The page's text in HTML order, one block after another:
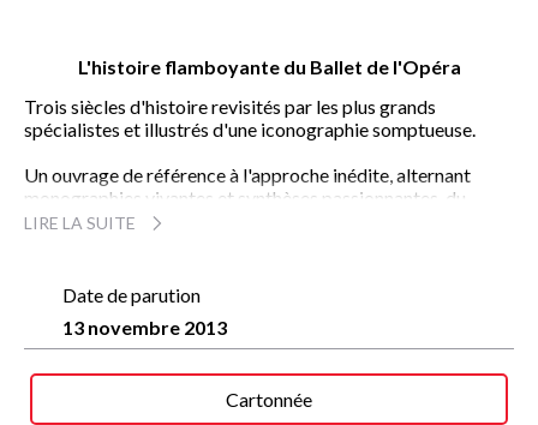
L'histoire flamboyante du Ballet de l'Opéra
Trois siècles d'histoire revisités par les plus grands
spécialistes et illustrés d'une iconographie somptueuse.
Un ouvrage de référence à l'approche inédite, alternant
monographies vivantes et synthèses passionnantes, du
Ballet de cour de Louis XIV
Une fresque monumentale où l'on croise les plus grands
chorégraphes, de Perrot à Cherkaoui et de Lifar à Roland
Petit, les plus grands compositeurs, de Rameau à Messiaen,
les plus grands artistes, de Chagall à De Chirico, de Cocteau
à Christian Lacroix et de Picasso à Claude Lévêque, et bien
sûr les plus grands danseurs, de Guimard à Taglioni, et
LIRE LA SUITE
Date de parution
13 novembre 2013
Cartonnée